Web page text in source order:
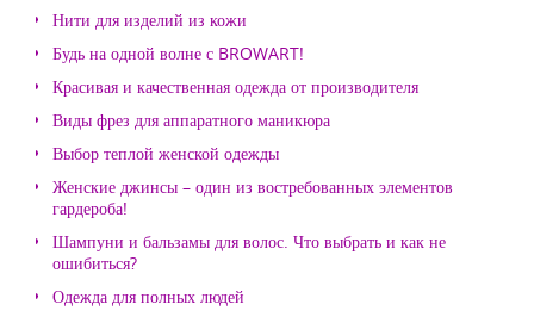
Нити для изделий из кожи
Будь на одной волне с BROWART!
Красивая и качественная одежда от производителя
Виды фрез для аппаратного маникюра
Выбор теплой женской одежды
Женские джинсы – один из востребованных элементов
гардероба!
Шампуни и бальзамы для волос. Что выбрать и как не
ошибиться?
Одежда для полных людей